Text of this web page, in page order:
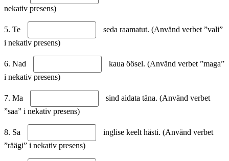
nekativ presens)
5. Te
seda raamatut. (Använd verbet ”vali”
i nekativ presens)
6. Nad
kaua öösel. (Använd verbet ”maga”
i nekativ presens)
7. Ma
sind aidata täna. (Använd verbet
”saa” i nekativ presens)
8. Sa
inglise keelt hästi. (Använd verbet
”räägi” i nekativ presens)